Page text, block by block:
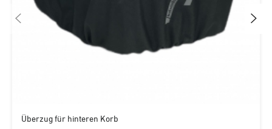
Überzug für hinteren Korb